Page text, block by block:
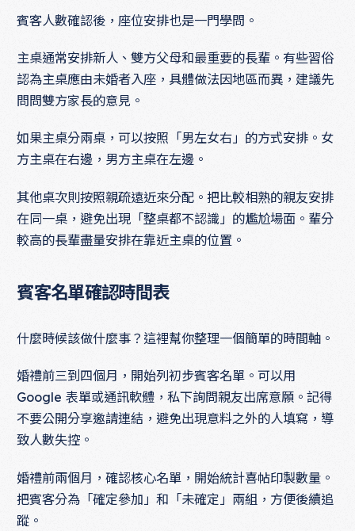
賓客人數確認後，座位安排也是一門學問。
主桌通常安排新人、雙方父母和最重要的長輩。有些習俗
認為主桌應由未婚者入座，具體做法因地區而異，建議先
問問雙方家長的意見。
如果主桌分兩桌，可以按照「男左女右」的方式安排。女
方主桌在右邊，男方主桌在左邊。
其他桌次則按照親疏遠近來分配。把比較相熟的親友安排
在同一桌，避免出現「整桌都不認識」的尷尬場面。輩分
較高的長輩盡量安排在靠近主桌的位置。
賓客名單確認時間表
什麼時候該做什麼事？這裡幫你整理一個簡單的時間軸。
婚禮前三到四個月，開始列初步賓客名單。可以用
Google 表單或通訊軟體，私下詢問親友出席意願。記得
不要公開分享邀請連結，避免出現意料之外的人填寫，導
致人數失控。
婚禮前兩個月，確認核心名單，開始統計喜帖印製數量。
把賓客分為「確定參加」和「未確定」兩組，方便後續追
蹤。